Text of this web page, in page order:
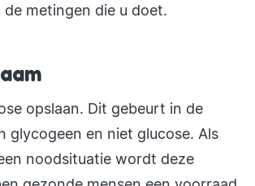
metingen die u doet.
opslaan. Dit gebeurt in de
glycogeen en niet glucose. Als
noodsituatie wordt deze